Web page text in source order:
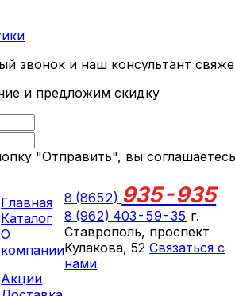
звонок и наш консультант
и предложим скидку
"Отправить", вы
Главная
Каталог
О
компании
Акции
8 (8652) 935-935
8 (962) 403-59-35 г.
Ставрополь, проспект
Кулакова, 52Связаться с
нами